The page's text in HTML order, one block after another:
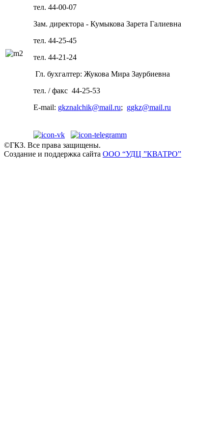
тел. 44-00-07
Зам. директора - Кумыкова Зарета Галиевна
тел. 44-25-45
тел. 44-21-24
Гл. бухгалтер: Жукова Мира Заурбиевна
тел. / факс 44-25-53
E-mail: gkznalchik@mail.ru; ggkz@mail.ru
©ГКЗ. Все права защищены.
Создание и поддержка сайта ООО “УДЦ ”КВАТРО”